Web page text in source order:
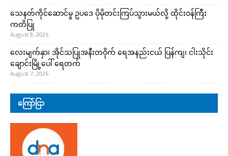
သေနတ်ကိုင်ဆောင်မှု ဥပဒေ ပိုမိုတင်းကြပ်သွားမယ်လို့ ထိုင်းဝန်ကြီး
ကတိပြု
August 8, 2026
လေးမျက်နှာ၊ အိုင်သပြုအနီးတဝိုက် ရေအနည်းငယ် ပြန်ကျ၊ ငါးသိုင်း
ချောင်းမြို့ပေါ် ရေတက်
August 7, 2026
ကြော်ငြာ